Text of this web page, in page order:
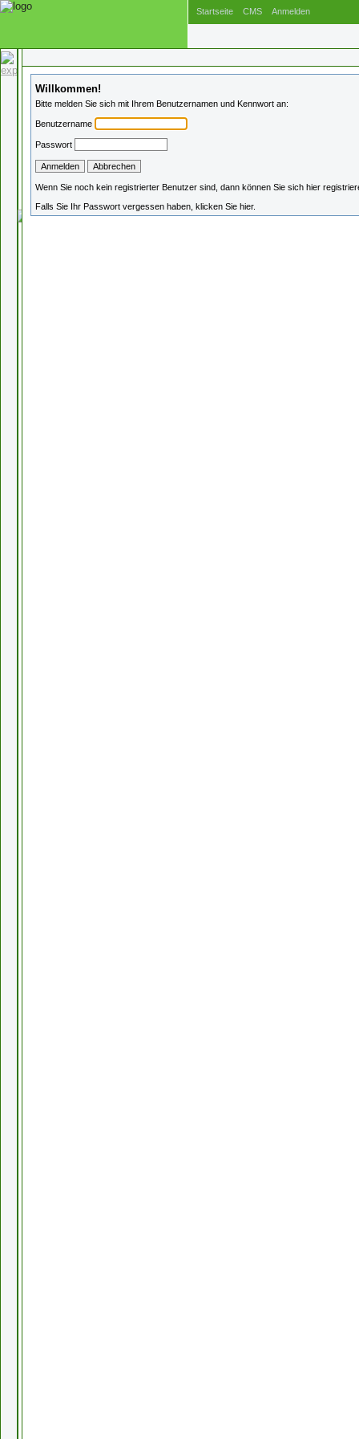
Startseite CMS Anmelden
Willkommen!
Bitte melden Sie sich mit Ihrem Benutzernamen und Kennwort an:
Benutzername
Passwort
Wenn Sie noch kein registrierter Benutzer sind, dann können Sie sich hier
Falls Sie Ihr Passwort vergessen haben, klicken Sie hier.